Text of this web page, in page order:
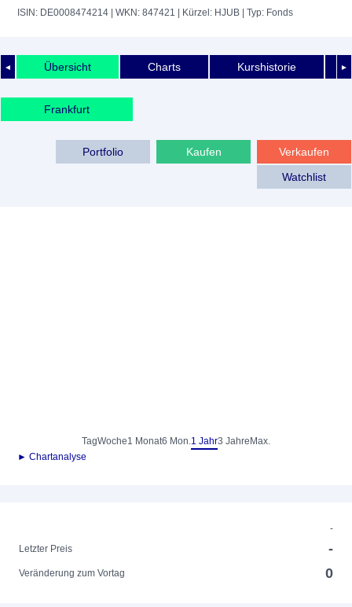
ISIN: DE0008474214 | WKN: 847421 | Kürzel: HJUB | Typ: Fonds
◄ ►
Übersicht Charts Kurshistorie
Frankfurt
Verkaufen
Kaufen
Portfolio
Watchlist
TagWoche1 Monat6 Mon.1 Jahr3 Jahre Max.
► Chartanalyse
-
Letzter Preis
-
Veränderung zum Vortag 0